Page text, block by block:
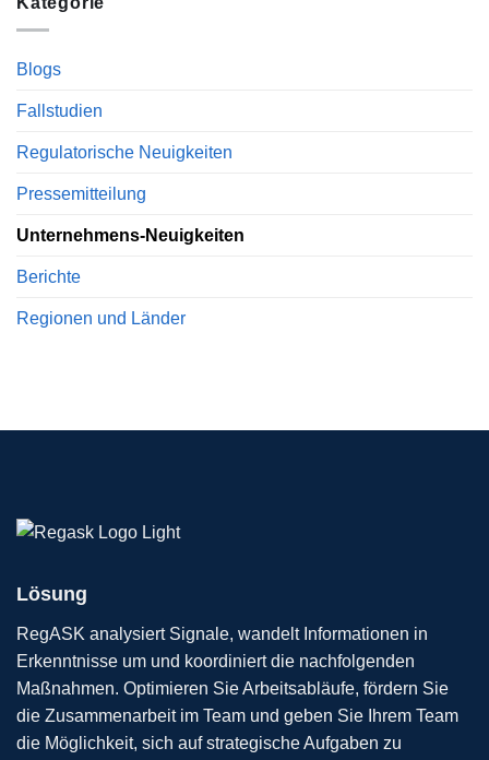
Blogs
Fallstudien
Regulatorische Neuigkeiten
Pressemitteilung
Unternehmens-Neuigkeiten
Berichte
Regionen und Länder
Lösung
RegASK analysiert Signale, wandelt Informationen in
Erkenntnisse um und koordiniert die nachfolgenden
Maßnahmen. Optimieren Sie Arbeitsabläufe, fördern Sie
die Zusammenarbeit im Team und geben Sie Ihrem Team
die Möglichkeit, sich auf strategische Aufgaben zu